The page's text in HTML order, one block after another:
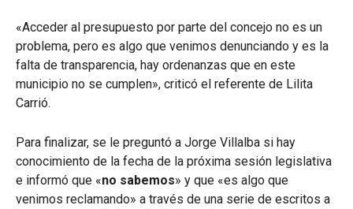
«Acceder al presupuesto por parte del concejo no es un
problema, pero es algo que venimos denunciando y es la
falta de transparencia, hay ordenanzas que en este
municipio no se cumplen», criticó el referente de Lilita
Carrió.
Para finalizar, se le preguntó a Jorge Villalba si hay
conocimiento de la fecha de la próxima sesión legislativa
e informó que «no sabemos» y que «es algo que
venimos reclamando» a través de una serie de escritos a